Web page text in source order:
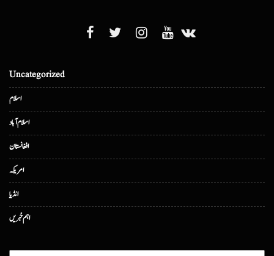
Uncategorized
اسلام
اسلام آباد
افغانستان
امریکہ
انڈیا
اہم خبریں